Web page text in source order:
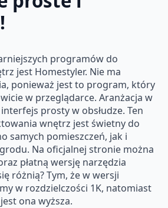
programów do
jest Homestyler. Nie ma
ponieważ jest to program, który
w przeglądarce. Aranżacja w
prosty w obsłudze. Ten
wnętrz jest świetny do
samych pomieszczeń, jak i
Na oficjalnej stronie można
płatną wersję narzędzia
różnią? Tym, że w wersji
w rozdzielczości 1K, natomiast
ona wyższa.